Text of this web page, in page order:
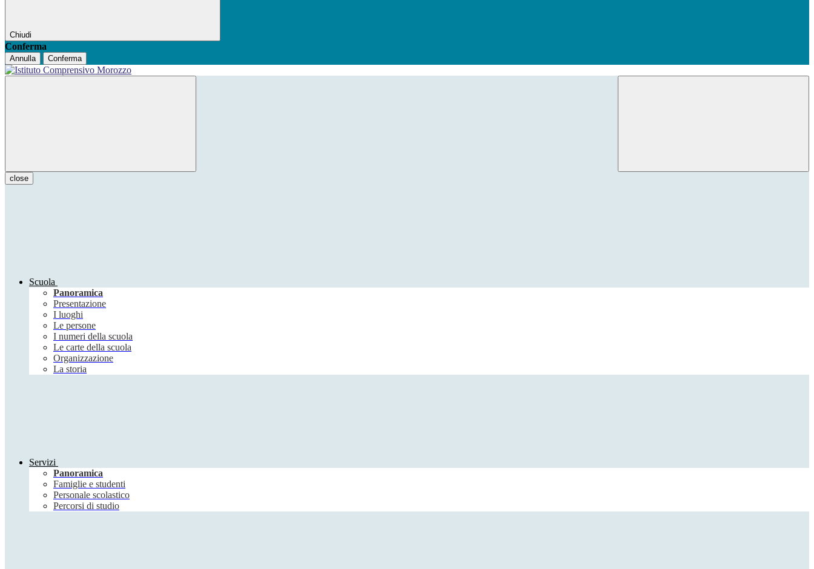
Chiudi
Conferma
Annulla Conferma
close
Scuola
Panoramica
Presentazione
I luoghi
Le persone
I numeri della scuola
Le carte della scuola
Organizzazione
La storia
Servizi
Panoramica
Famiglie e studenti
Personale scolastico
Percorsi di studio